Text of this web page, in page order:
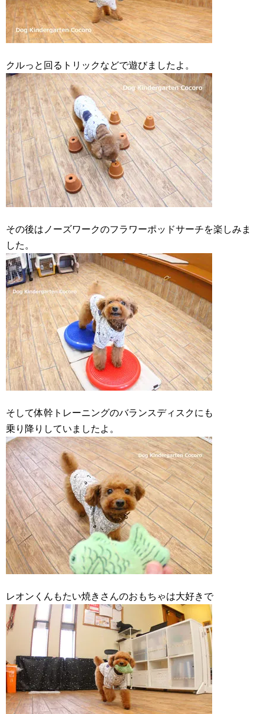
クルっと回るトリックなどで遊びましたよ。
その後はノーズワークのフラワーポッドサーチを楽しみま
した。
そして体幹トレーニングのバランスディスクにも
乗り降りしていましたよ。
レオンくんもたい焼きさんのおもちゃは大好きで